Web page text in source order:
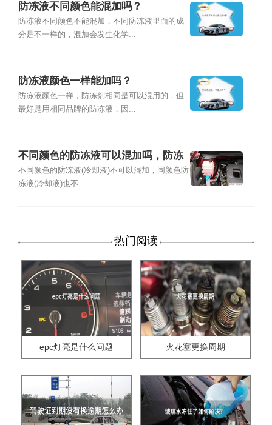
防冻液不同颜色能混加吗？
防冻液不同颜色不能混加，不同防冻液里面的成
分是不一样的，混加会发生化学...
防冻液颜色一样能加吗？
防冻液颜色一样，防冻剂相同是可以混用的，但
最好是用相同品牌的防冻液，因...
不同颜色的防冻液可以混加吗，防冻
液颜色不一样能混加吗
不同颜色的防冻液(冷却液)不可以混加，同颜色防
冻液(冷却液)也不...
热门阅读
epc灯亮是什么问题 火花塞更换周期